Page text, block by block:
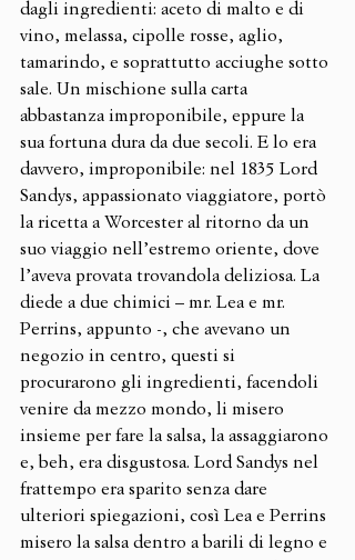
dagli ingredienti: aceto di malto e di
vino, melassa, cipolle rosse, aglio,
tamarindo, e soprattutto acciughe sotto
sale. Un mischione sulla carta
abbastanza improponibile, eppure la
sua fortuna dura da due secoli. E lo era
davvero, improponibile: nel 1835 Lord
Sandys, appassionato viaggiatore, portò
la ricetta a Worcester al ritorno da un
suo viaggio nell’estremo oriente, dove
l’aveva provata trovandola deliziosa. La
diede a due chimici – mr. Lea e mr.
Perrins, appunto -, che avevano un
negozio in centro, questi si
procurarono gli ingredienti, facendoli
venire da mezzo mondo, li misero
insieme per fare la salsa, la assaggiarono
e, beh, era disgustosa. Lord Sandys nel
frattempo era sparito senza dare
ulteriori spiegazioni, così Lea e Perrins
misero la salsa dentro a barili di legno e